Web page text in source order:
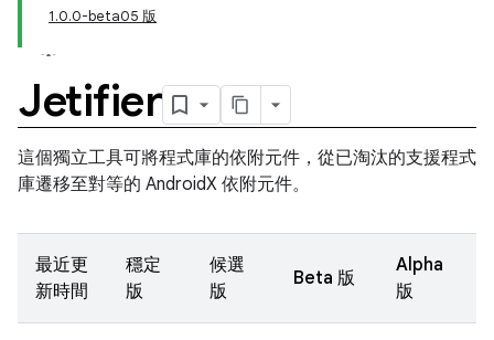
1.0.0-beta05 版
Jetifier
這個獨立工具可將程式庫的依附元件，從已淘汰的支援程式
庫遷移至對等的 AndroidX 依附元件。
最近更
新時間
穩定
版
候選
版
Beta 版
Alpha
版